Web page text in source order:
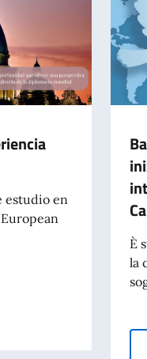
estudio en
formativa internacional
È
la